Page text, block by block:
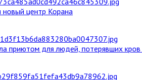
новый центр Корана
приютом для людей, потерявших кров